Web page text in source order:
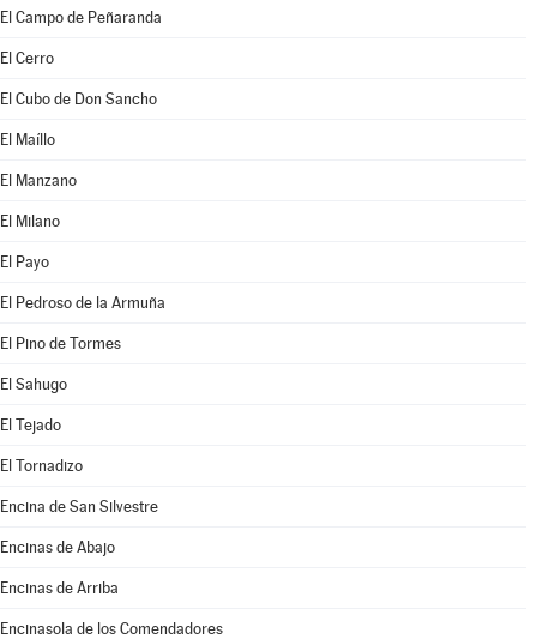
El Campo de Peñaranda
El Cerro
El Cubo de Don Sancho
El Maíllo
El Manzano
El Milano
El Payo
El Pedroso de la Armuña
El Pino de Tormes
El Sahugo
El Tejado
El Tornadizo
Encina de San Silvestre
Encinas de Abajo
Encinas de Arriba
Encinasola de los Comendadores